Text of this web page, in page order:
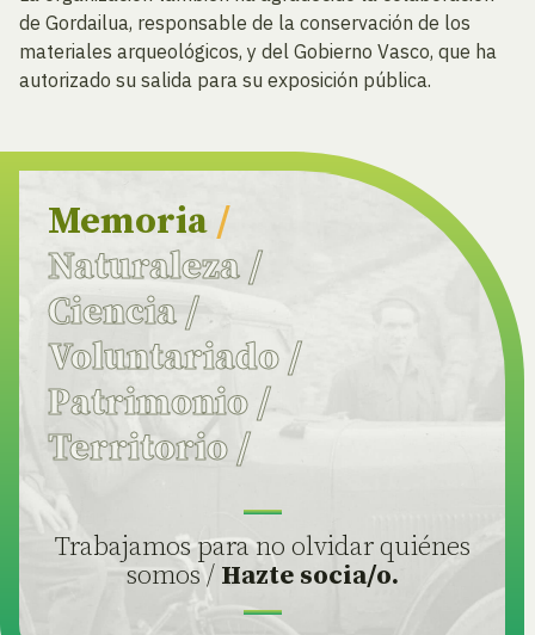
de Gordailua, responsable de la conservación de los
materiales arqueológicos, y del Gobierno Vasco, que ha
autorizado su salida para su exposición pública.
Memoria /
Naturaleza/
Ciencia /
Voluntariado /
Patrimonio/
Territorio/
Trabajamos para no olvidar quiénes
somos / Hazte socia/o.